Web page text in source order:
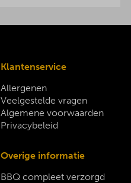
Klantenservice
Allergenen
Veelgestelde vragen
Algemene voorwaarden
Privacybeleid
Overige informatie
BBQ compleet verzorgd